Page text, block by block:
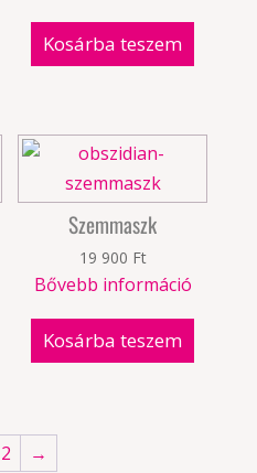
Kosárba teszem
Szemmaszk
19 900 Ft
Bővebb információ
Kosárba teszem
2 →